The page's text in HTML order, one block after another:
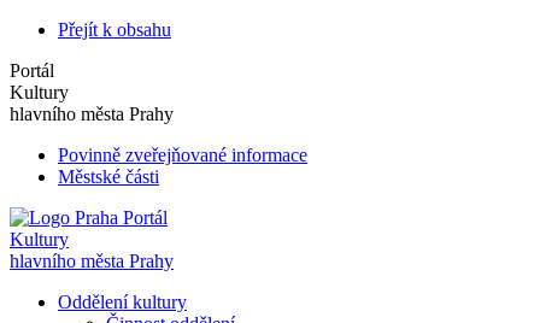
Přejít k obsahu
Portál
Kultury
hlavního města Prahy
Povinně zveřejňované informace
Městské části
Portál
Kultury
hlavního města Prahy
Oddělení kultury